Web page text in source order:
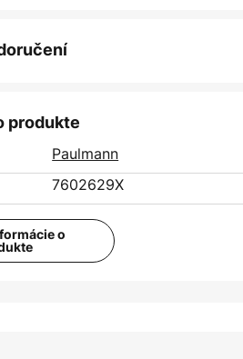
produkte
Paulmann
7602629X
o